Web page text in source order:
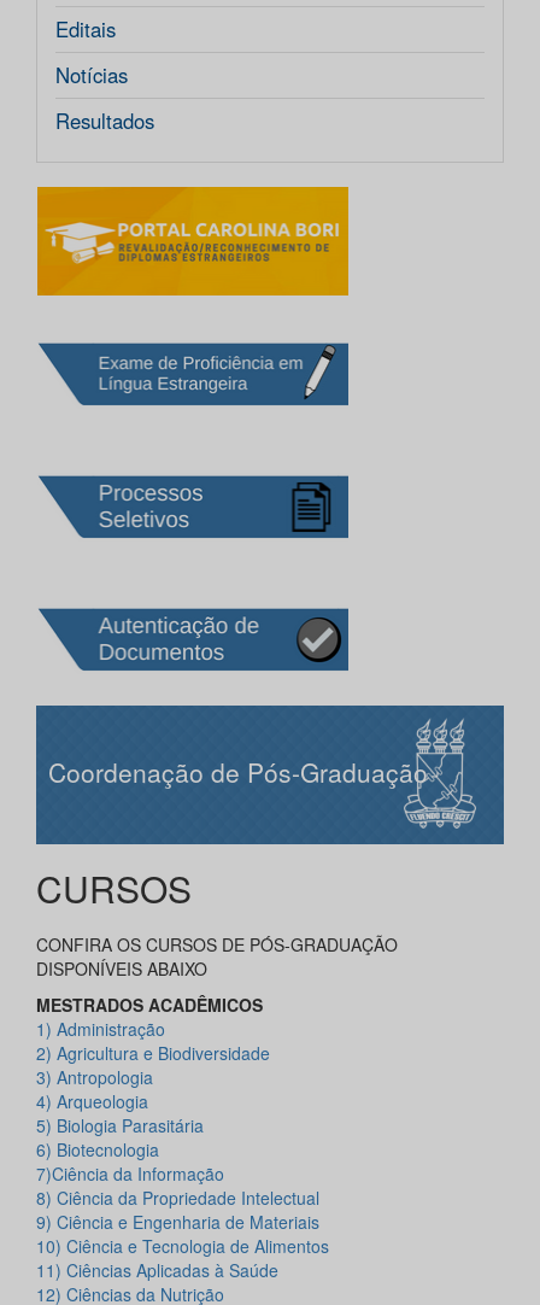
Editais
Notícias
Resultados
Coordenação de Pós-Graduação
CURSOS
CONFIRA OS CURSOS DE PÓS-GRADUAÇÃO
DISPONÍVEIS ABAIXO
MESTRADOS ACADÊMICOS
1) Administração
2) Agricultura e Biodiversidade
3) Antropologia
4) Arqueologia
5) Biologia Parasitária
6) Biotecnologia
7)Ciência da Informação
8) Ciência da Propriedade Intelectual
9) Ciência e Engenharia de Materiais
10) Ciência e Tecnologia de Alimentos
11) Ciências Aplicadas à Saúde
12) Ciências da Nutrição